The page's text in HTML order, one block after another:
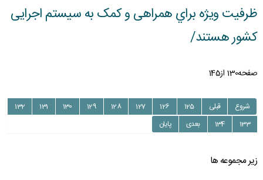
ظرفیت ویژه براي همراهی و کمک به سیستم اجرایی
کشور هستند/
صفحه130 از145
شروع قبلی 125
126
127
128
129
130
131
132
133
134 بعدی پایان
زیر مجموعه ها